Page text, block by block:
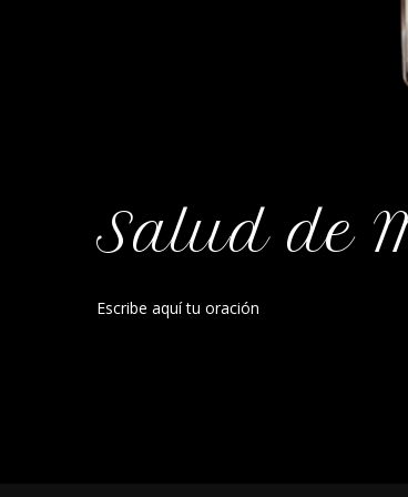
Salud de
Escribe aquí tu oración